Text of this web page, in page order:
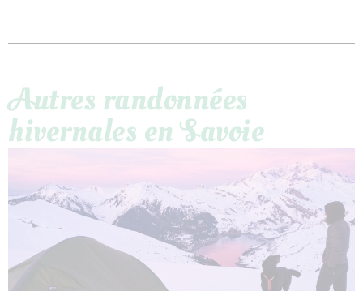
Autres randonnées
hivernales en Savoie